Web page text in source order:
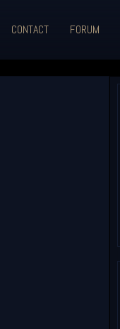
CONTACT FORUM